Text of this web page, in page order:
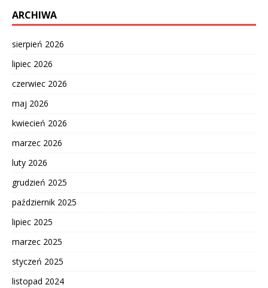
ARCHIWA
sierpień 2026
lipiec 2026
czerwiec 2026
maj 2026
kwiecień 2026
marzec 2026
luty 2026
grudzień 2025
październik 2025
lipiec 2025
marzec 2025
styczeń 2025
listopad 2024